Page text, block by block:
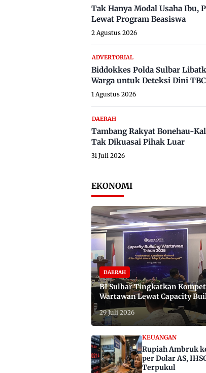
Tak Hanya Modal Usaha Ibu,
Lewat Program Beasiswa
2 Agustus 2026
ADVERTORIAL
Biddokkes Polda Sulbar
Warga untuk Deteksi Dini TBC
1 Agustus 2026
DAERAH
Tambang Rakyat Bonehau-
Tak Dikuasai Pihak Luar
31 Juli 2026
EKONOMI
DAERAH
BI Sulbar Tingkatkan
Wartawan Lewat Capacity
29 Juli 2026
KEUANGAN
Rupiah Ambruk
per Dolar AS,
Terpukul